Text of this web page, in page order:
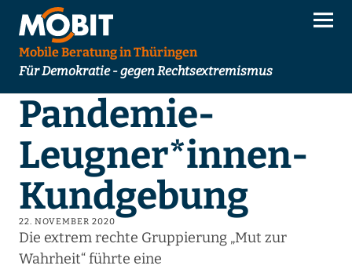
Mobile Beratung in Thüringen
Für Demokratie - gegen Rechtsextremismus
Pandemie-
Leugner*innen-
Kundgebung
22. NOVEMBER 2020
Die extrem rechte Gruppierung „Mut zur
Wahrheit“ führte eine